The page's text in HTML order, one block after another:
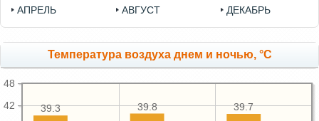
АПРЕЛЬ
АВГУСТ
ДЕКАБРЬ
Температура воздуха днем и ночью, °C
42
48
39.7
39.8
39.3